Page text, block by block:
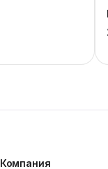
Компания